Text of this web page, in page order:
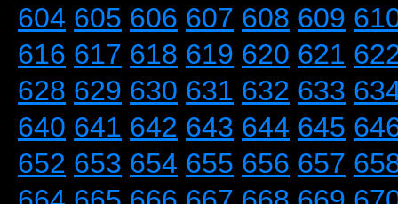
604 605 606 607 608 609
616 617 618 619 620 621
628 629 630 631 632 633
640 641 642 643 644 645
652 653 654 655 656 657